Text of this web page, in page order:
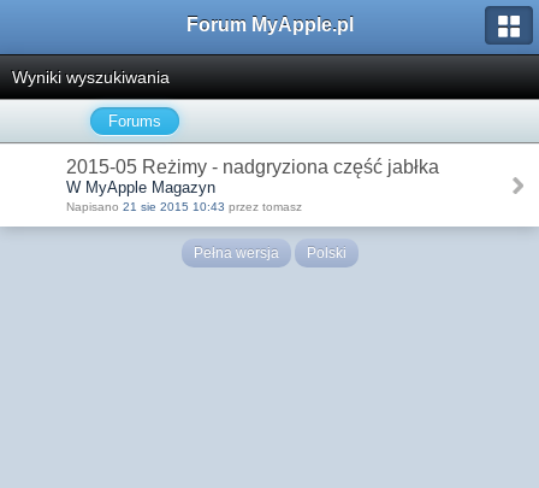
Forum MyApple.pl
Wyniki wyszukiwania
Forums
2015-05 Reżimy - nadgryziona część jabłka
W MyApple Magazyn
Napisano 21 sie 2015 10:43 przez tomasz
Pełna wersja Polski